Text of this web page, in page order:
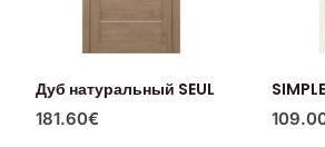
Дуб натуральный SEUL
181.60€